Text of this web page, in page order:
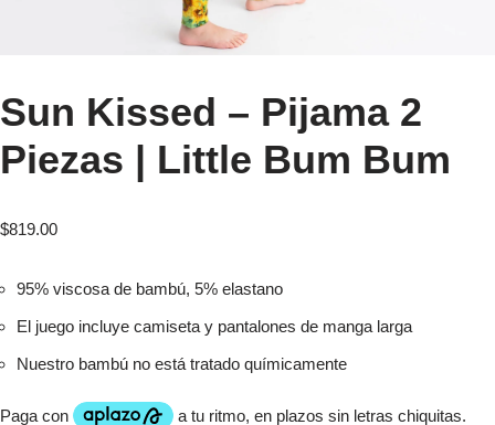
Sun Kissed – Pijama 2
Piezas | Little Bum Bum
$819.00
95% viscosa de bambú, 5% elastano
El juego incluye camiseta y pantalones de manga larga
Nuestro bambú no está tratado químicamente